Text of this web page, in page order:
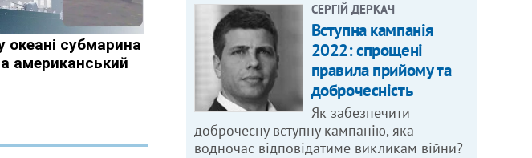
СЕРГІЙ ДЕРКАЧ
Вступна кампанія
2022: спрощені
правила прийому та
доброчесність
Як забезпечити
доброчесну вступну кампанію, яка
водночас відповідатиме викликам війни?